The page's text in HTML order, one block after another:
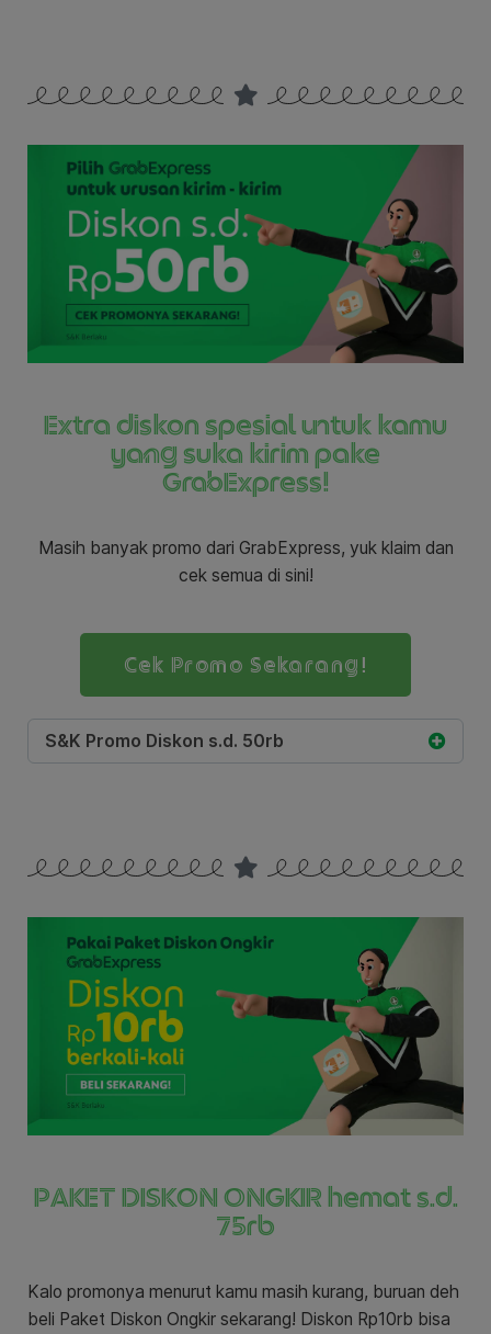
Extra diskon spesial untuk kamu
yang suka kirim pake
GrabExpress!
Masih banyak promo dari GrabExpress, yuk klaim dan
cek semua di sini!
Cek Promo Sekarang!
S&K Promo Diskon s.d. 50rb
PAKET DISKON ONGKIR hemat s.d.
75rb
Kalo promonya menurut kamu masih kurang, buruan deh
beli Paket Diskon Ongkir sekarang! Diskon Rp10rb bisa